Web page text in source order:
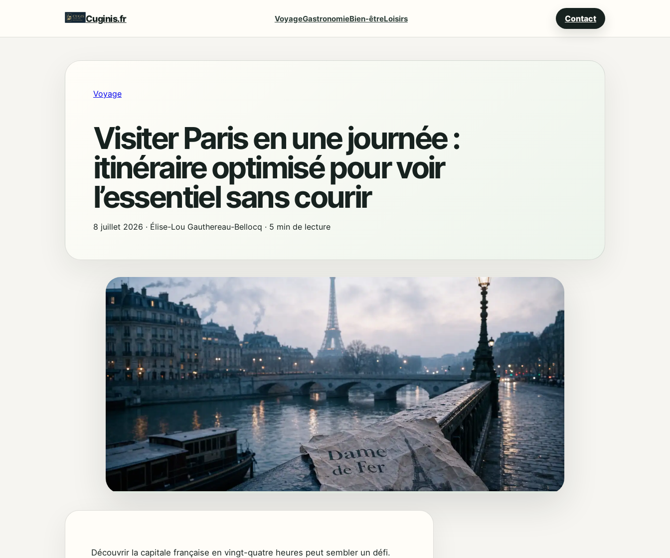
Cuginis.fr VoyageGastronomieBien-êtreLoisirs Contact
Voyage
Visiter Paris en une journée :
itinéraire optimisé pour voir
l’essentiel sans courir
8 juillet 2026 · Élise-Lou Gauthereau-Bellocq · 5 min de lecture
Découvrir la capitale française en vingt-quatre heures peut sembler un défi.